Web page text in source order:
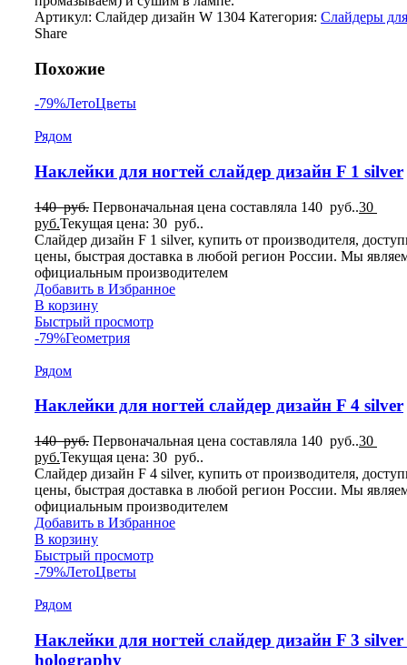
Артикул: Слайдер дизайн W 1304 Категория: Слайдеры
Share
Похожие
-79%ЛетоЦветы
Рядом
Наклейки для ногтей слайдер дизайн F 1 silver
140руб. Первоначальная цена составляла 140 руб..30
руб.Текущая цена: 30 руб..
Слайдер дизайн F 1 silver, купить от производителя,
цены, быстрая доставка в любой регион России. Мы
официальным производителем
Добавить в Избранное
В корзину
Быстрый просмотр
-79%Геометрия
Рядом
Наклейки для ногтей слайдер дизайн F 4 silver
140руб. Первоначальная цена составляла 140 руб..30
руб.Текущая цена: 30 руб..
Слайдер дизайн F 4 silver, купить от производителя,
цены, быстрая доставка в любой регион России. Мы
официальным производителем
Добавить в Избранное
В корзину
Быстрый просмотр
-79%ЛетоЦветы
Рядом
Наклейки для ногтей слайдер дизайн F 3 silver
holography